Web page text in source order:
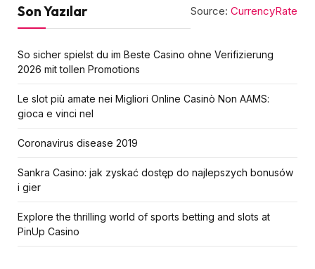
Source: CurrencyRate
Son Yazılar
So sicher spielst du im Beste Casino ohne Verifizierung
2026 mit tollen Promotions
Le slot più amate nei Migliori Online Casinò Non AAMS:
gioca e vinci nel
Coronavirus disease 2019
Sankra Casino: jak zyskać dostęp do najlepszych bonusów
i gier
Explore the thrilling world of sports betting and slots at
PinUp Casino